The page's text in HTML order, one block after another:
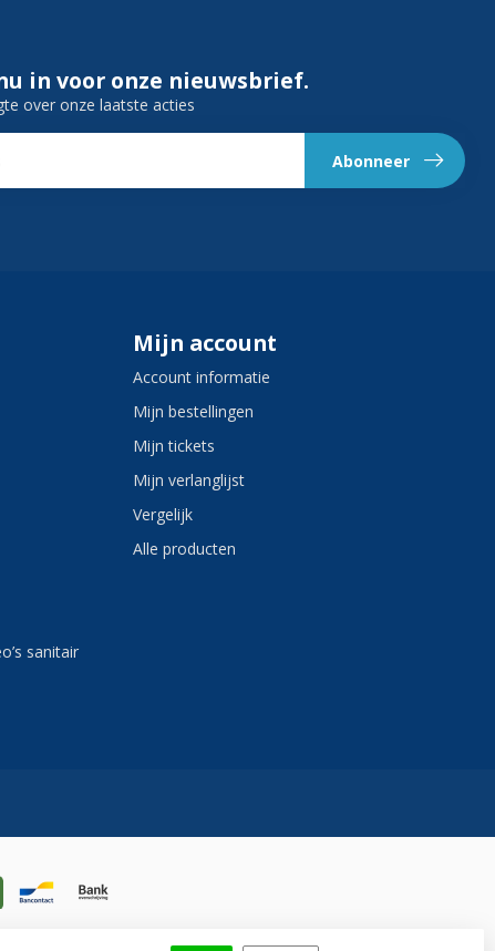
in voor onze nieuwsbrief.
over onze laatste acties
Abonneer
sanitair
Mijn account
Account informatie
Mijn bestellingen
Mijn tickets
Mijn verlanglijst
Vergelijk
Alle producten